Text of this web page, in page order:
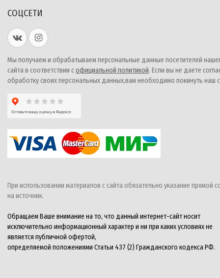
СОЦСЕТИ
Мы получаем и обрабатываем персональные данные посетителей
сайта в соответствии софициальной политикой. Если вы не даете
обработку своих персональных данных,вам необходимо покинуть наш
При использовании материалов с сайта обязательно указание прямой
на источник.
Обращаем Ваше внимание на то, что данный интернет-сайт носит
исключительно информационный характер и ни при каких условиях не
является публичной офертой,
определяемой положениями Статьи 437 (2) Гражданского кодекса РФ.